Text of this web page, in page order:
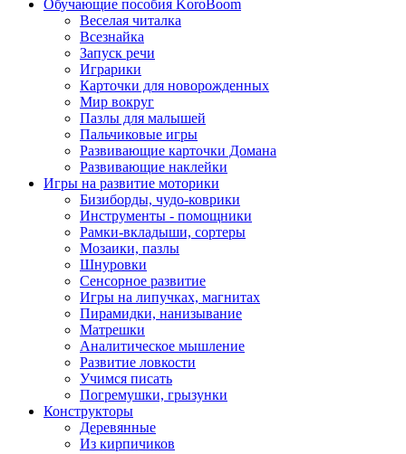
Обучающие пособия KoroBoom
Веселая читалка
Всезнайка
Запуск речи
Играрики
Карточки для новорожденных
Мир вокруг
Пазлы для малышей
Пальчиковые игры
Развивающие карточки Домана
Развивающие наклейки
Игры на развитие моторики
Бизиборды, чудо-коврики
Инструменты - помощники
Рамки-вкладыши, сортеры
Мозаики, пазлы
Шнуровки
Сенсорное развитие
Игры на липучках, магнитах
Пирамидки, нанизывание
Матрешки
Аналитическое мышление
Развитие ловкости
Учимся писать
Погремушки, грызунки
Конструкторы
Деревянные
Из кирпичиков